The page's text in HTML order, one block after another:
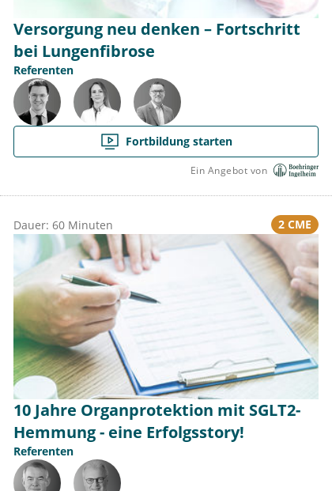
Versorgung neu denken – Fortschritt
bei Lungenfibrose
Referenten
Fortbildung starten
Ein Angebot von
Dauer: 60 Minuten 2 CME
10 Jahre Organprotektion mit SGLT2-
Hemmung - eine Erfolgsstory!
Referenten